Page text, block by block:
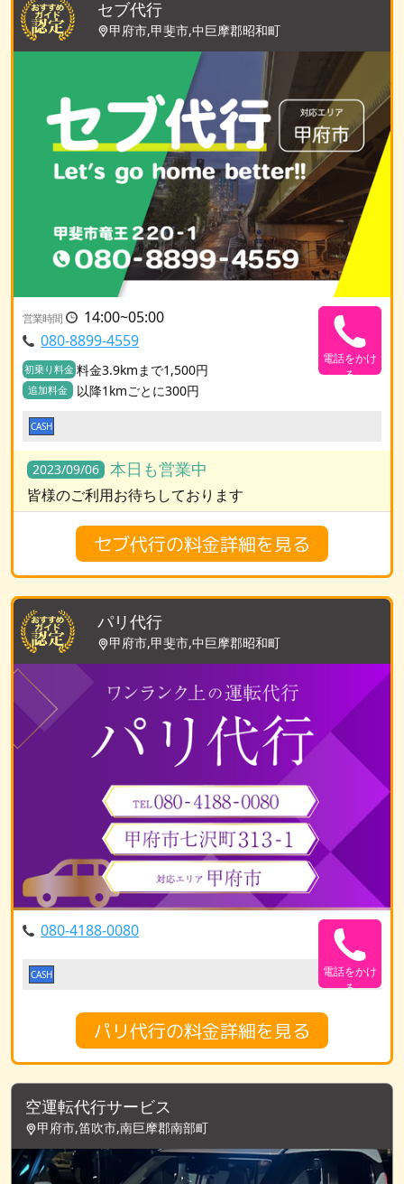
セブ代行
甲府市,甲斐市,中巨摩郡昭和町
営業時間
14:00~05:00
080-8899-4559
初乗り料金 料金3.9kmまで1,500円
追加料金 以降1kmごとに300円
電話をかけ
る
CASH
2023/09/06 本日も営業中
皆様のご利用お待ちしております
セブ代行の料金詳細を見る
パリ代行
甲府市,甲斐市,中巨摩郡昭和町
080-4188-0080
電話をかけ
る
CASH
パリ代行の料金詳細を見る
空運転代行サービス
甲府市,笛吹市,南巨摩郡南部町